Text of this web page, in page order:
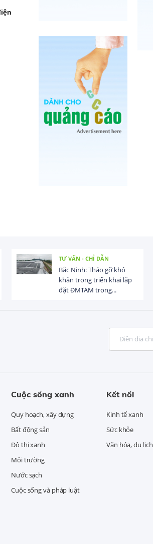
TƯ VẤN - CHỈ DẪN
Bắc Ninh: Tháo gỡ khó
khăn trong triển khai lắp
đặt ĐMTAM trong...
Cuộc sống xanh
Quy hoạch, xây dựng
Bất động sản
Đô thị xanh
Môi trường
Nước sạch
Cuộc sống và pháp luật
Kết nối
Kinh tế xanh
Sức khỏe
Văn hóa, du lịch